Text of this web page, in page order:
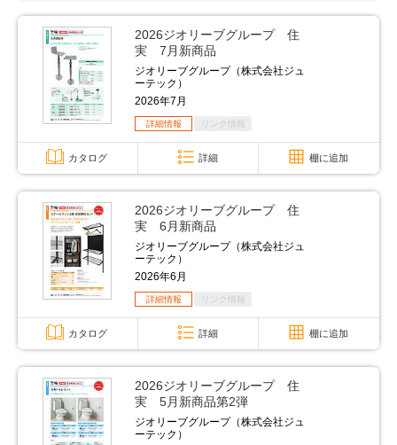
2026ジオリーブグループ 住
実 7月新商品
ジオリーブグループ（株式会社ジュ
ーテック）
2026年7月
詳細情報 リンク情報
カタログ 詳細 棚に追加
2026ジオリーブグループ 住
実 6月新商品
ジオリーブグループ（株式会社ジュ
ーテック）
2026年6月
詳細情報 リンク情報
カタログ 詳細 棚に追加
2026ジオリーブグループ 住
実 5月新商品第2弾
ジオリーブグループ（株式会社ジュ
ーテック）